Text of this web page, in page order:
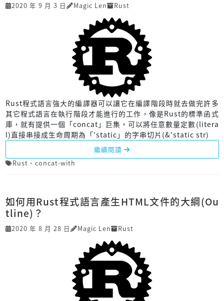
2020 年 9 月 3 日 Magic Len Rust
Rust程式語言強大的編譯器可以讓它在編譯階段時就去做完許多
其它程式語言在執行階段才能進行的工作，像是Rust的標準函式
庫，就有提供一個「concat」巨集，可以將任意數量定數(litera
l)直接串接成生命周期為「'static」的字串切片(&'static str)
繼續閱讀
Rust 、 concat-with
如何用Rust程式語言產生HTML文件的大綱(Ou
tline)？
2020 年 8 月 28 日 Magic Len Rust